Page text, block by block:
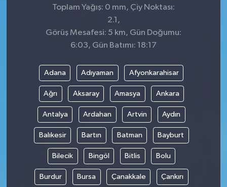
Toplam Yağış: 0 mm, Çiy Noktası:
2.1,
Görüş Mesafesi: 5 km, Gün Doğumu:
6:03, Gün Batımı: 18:17
Adana Adıyaman Afyonkarahisar
Ağrı Aksaray Amasya Ankara
Antalya Ardahan Artvin Aydın
Balıkesir Bartın Batman Bayburt
Bilecik Bingöl Bitlis Bolu
Burdur Bursa Çanakkale Çankırı